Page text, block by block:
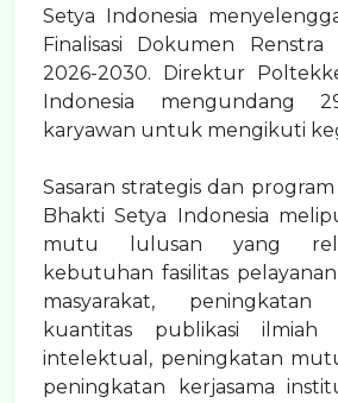
Setya Indonesia
Finalisasi Dokumen
2026-2030. Direktur
Indonesia mengundang
karyawan untuk mengikuti
Sasaran strategis dan
Bhakti Setya Indonesia
mutu lulusan yang
kebutuhan fasilitas
masyarakat,
kuantitas publikasi ilmiah
intelektual, peningkatan
peningkatan kerjasama